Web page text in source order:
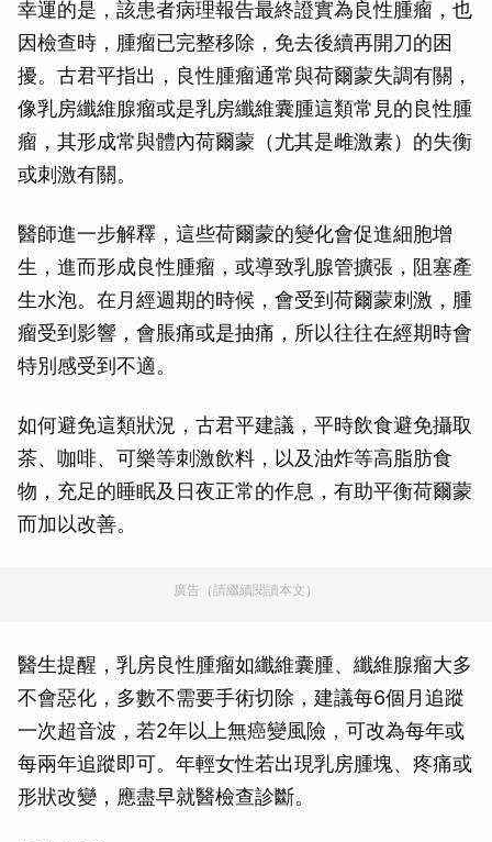
幸運的是，該患者病理報告最終證實為良性腫瘤，也
因檢查時，腫瘤已完整移除，免去後續再開刀的困
擾。古君平指出，良性腫瘤通常與荷爾蒙失調有關，
像乳房纖維腺瘤或是乳房纖維囊腫這類常見的良性腫
瘤，其形成常與體內荷爾蒙（尤其是雌激素）的失衡
或刺激有關。
醫師進一步解釋，這些荷爾蒙的變化會促進細胞增
生，進而形成良性腫瘤，或導致乳腺管擴張，阻塞產
生水泡。在月經週期的時候，會受到荷爾蒙刺激，腫
瘤受到影響，會脹痛或是抽痛，所以往往在經期時會
特別感受到不適。
如何避免這類狀況，古君平建議，平時飲食避免攝取
茶、咖啡、可樂等刺激飲料，以及油炸等高脂肪食
物，充足的睡眠及日夜正常的作息，有助平衡荷爾蒙
而加以改善。
廣告（請繼續閱讀本文）
醫生提醒，乳房良性腫瘤如纖維囊腫、纖維腺瘤大多
不會惡化，多數不需要手術切除，建議每6個月追蹤
一次超音波，若2年以上無癌變風險，可改為每年或
每兩年追蹤即可。年輕女性若出現乳房腫塊、疼痛或
形狀改變，應盡早就醫檢查診斷。